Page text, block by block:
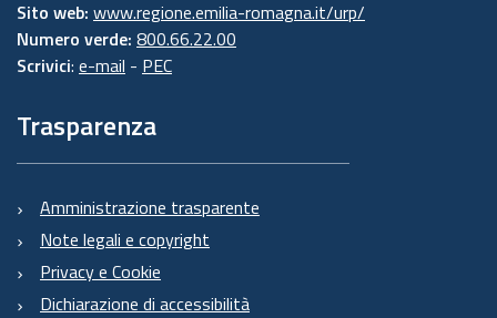
Sito web: www.regione.emilia-romagna.it/urp/
Numero verde: 800.66.22.00
Scrivici: e-mail - PEC
Trasparenza
Amministrazione trasparente
Note legali e copyright
Privacy e Cookie
Dichiarazione di accessibilità